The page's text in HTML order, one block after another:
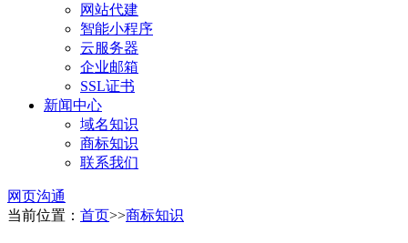
网站代建
智能小程序
云服务器
企业邮箱
SSL证书
新闻中心
域名知识
商标知识
联系我们
网页沟通
当前位置： 首页>>商标知识